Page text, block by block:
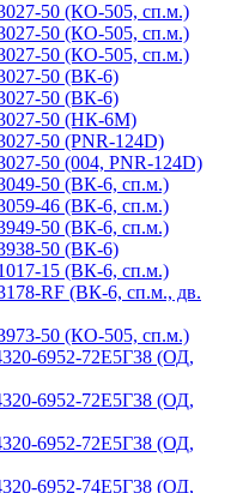
50 (КО-505, сп.м.)
50 (КО-505, сп.м.)
50 (КО-505, сп.м.)
50 (ВК-6)
50 (ВК-6)
50 (НК-6М)
50 (PNR-124D)
50 (004, PNR-124D)
50 (ВК-6, сп.м.)
46 (ВК-6, сп.м.)
50 (ВК-6, сп.м.)
50 (ВК-6)
15 (ВК-6, сп.м.)
RF (ВК-6, сп.м., дв.
50 (КО-505, сп.м.)
6952-72Е5Г38 (ОД,
6952-72Е5Г38 (ОД,
6952-72Е5Г38 (ОД,
6952-74Е5Г38 (ОД,